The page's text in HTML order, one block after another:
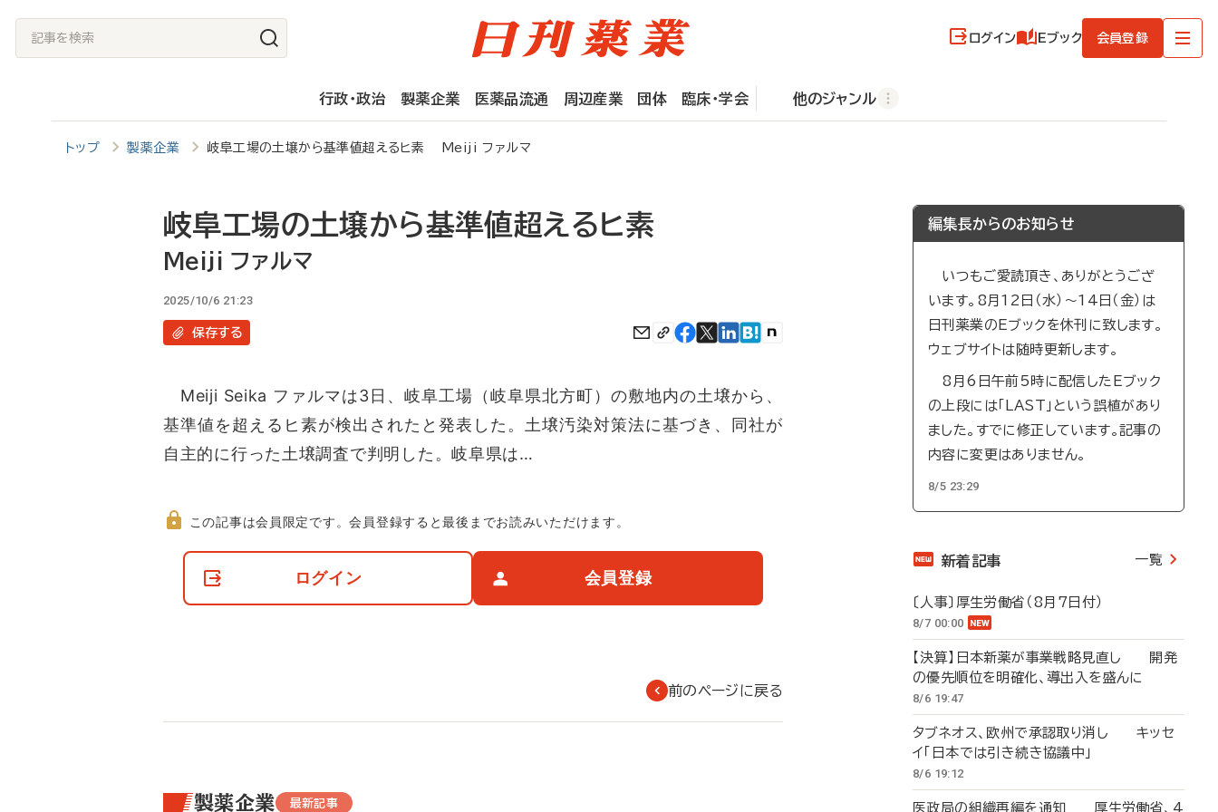
記
事
ログイン Eブック 会員登録
行政・政治 製薬企業 医薬品流通 周辺産業 団体 臨床・学会 他のジャンル
トップ 製薬企業 岐阜工場の土壌から基準値超えるヒ素 Meiji ファルマ
岐阜工場の土壌から基準値超えるヒ素
Meiji ファルマ
2025/10/6 21:23
保存する
Meiji Seika ファルマは3日、岐阜工場（岐阜県北方町）の敷地内の土壌から、
基準値を超えるヒ素が検出されたと発表した。土壌汚染対策法に基づき、同社が
自主的に行った土壌調査で判明した。岐阜県は…
て
この記事は会員限定です。会員登録すると最後までお読みいただけます。
ログイン 会員登録
前のページに戻る
製薬企業 最新記事
編集長からのお知らせ
いつもご愛読頂き、ありがとうござ
います。8月12日（水）～14日（金）は
日刊薬業のEブックを休刊に致します。
ウェブサイトは随時更新します。
8月6日午前5時に配信したEブック
の上段には「LAST」という誤植があり
ました。すでに修正しています。記事の
内容に変更はありません。
8/5 23:29
新着記事 一覧
〔人事〕厚生労働省（8月7日付）
8/7 00:00
【決算】日本新薬が事業戦略見直し 開発
の優先順位を明確化、導出入を盛んに
8/6 19:47
タブネオス、欧州で承認取り消し キッセ
イ「日本では引き続き協議中」
8/6 19:12
医政局の組織再編を通知 厚生労働省、4